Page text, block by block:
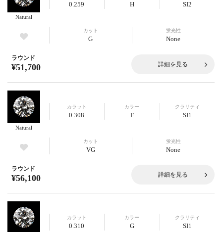
Natural
0.259 H SI2
カット
G
蛍光性
None
ラウンド
¥51,700 詳細を見る
Natural
カラット
0.308
カラー
F
クラリティ
SI1
カット
VG
蛍光性
None
ラウンド
¥56,100 詳細を見る
カラット
0.310
カラー
G
クラリティ
SI1